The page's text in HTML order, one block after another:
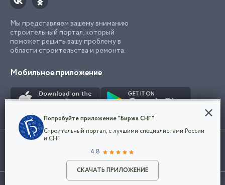
Разместить объявление
Мы представляем вашему вниманию
строительный портал, который
поможет решить вашу проблему в
области строительства и ремонта.
Мобильное приложение
Использование сайта, в том числе подача объявлений, означает
марки представленные на сайте являются собственностью их
©2026Биржа СНГ
Конфиденциальность
Мы используем файлы cookie, чтобы сделать
наш сайт удобным для каждого
Политикой конфиденциальности компании
и принимаете условия использования cookie.
Попробуйте приложение "Биржа СНГ"
Строительный портал, с лучшими специалистами России
и СНГ
4.8
СКАЧАТЬ ПРИЛОЖЕНИЕ